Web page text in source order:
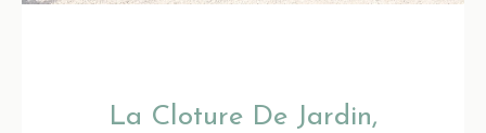
La Cloture De Jardin,